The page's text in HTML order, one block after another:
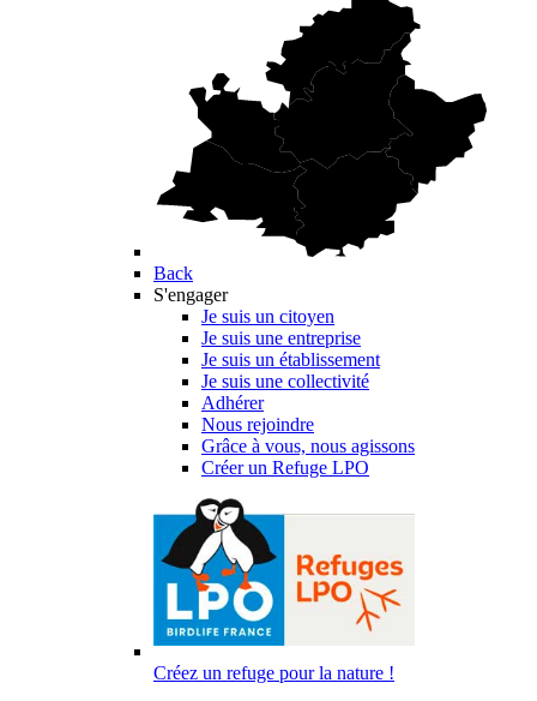
Back
S'engager
Je suis un citoyen
Je suis une entreprise
Je suis un établissement
Je suis une collectivité
Adhérer
Nous rejoindre
Grâce à vous, nous agissons
Créer un Refuge LPO
Créez un refuge pour la nature !